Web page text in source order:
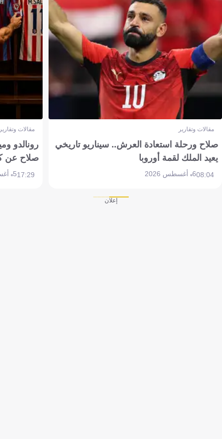
مقالات وتقارير
صلاح ورحلة استعادة العرش.. سيناريو تاريخي
يعيد الملك لقمة أوروبا
08:046 أغسطس 2026
مقالات
رونالدو
صلاح عن
17:295 أغسطس 2026
إعلان